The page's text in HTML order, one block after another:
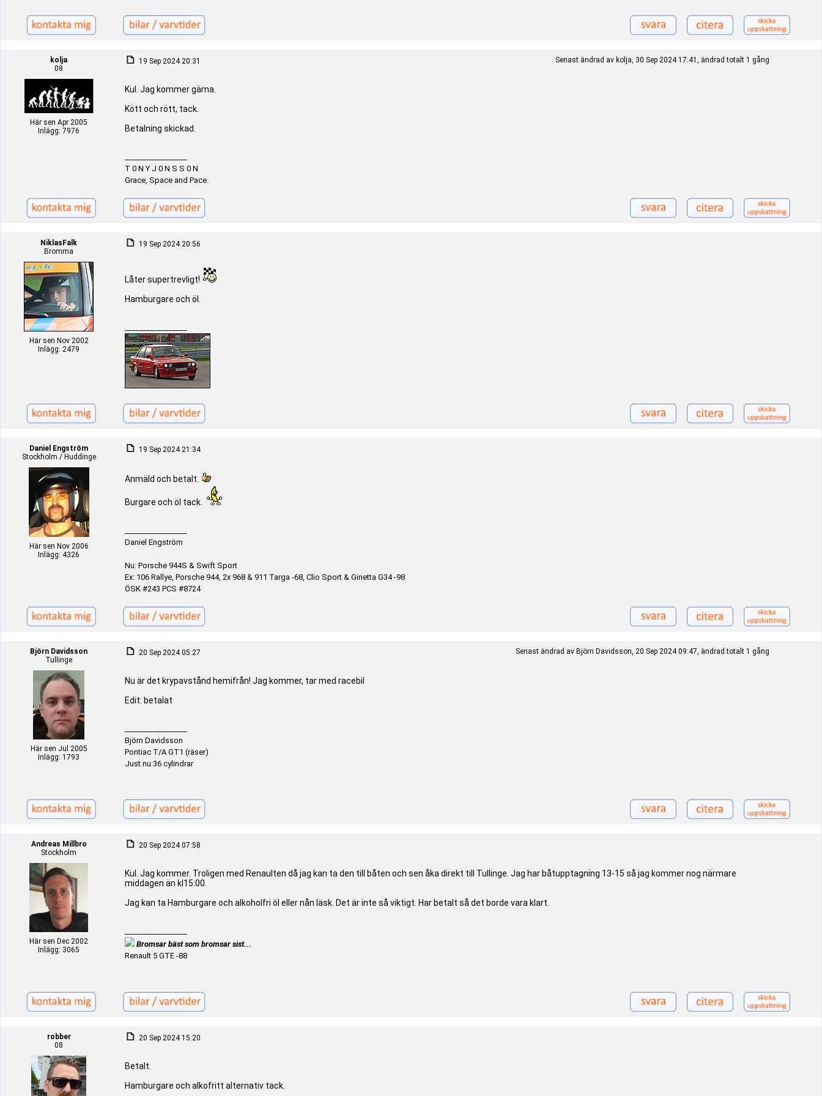
kolja
08
Här sen Apr 2005
Inlägg: 7976
19 Sep 2024 20:31 Senast ändrad av kolja, 30 Sep 2024 17:41, ändrad totalt 1 gång
Kul. Jag kommer gärna.
Kött och rött, tack.
Betalning skickad.
T 0 N Y J 0 N S S 0 N
Grace, Space and Pace.
NiklasFalk
Bromma
Här sen Nov 2002
Inlägg: 2479
19 Sep 2024 20:56
Låter supertrevligt!
Hamburgare och öl.
Daniel Engström
Stockholm / Huddinge
Här sen Nov 2006
Inlägg: 4326
19 Sep 2024 21:34
Anmäld och betalt.
Burgare och öl tack.
Daniel Engström
Nu: Porsche 944S & Swift Sport
Ex: 106 Rallye, Porsche 944, 2x 968 & 911 Targa -68, Clio Sport & Ginetta G34 -98
ÖSK #243 PCS #8724
Björn Davidsson
Tullinge
Här sen Jul 2005
Inlägg: 1793
20 Sep 2024 05:27 Senast ändrad av Björn Davidsson, 20 Sep 2024 09:47, ändrad totalt 1 gång
Nu är det krypavstånd hemifrån! Jag kommer, tar med racebil
Edit: betalat
Björn Davidsson
Pontiac T/A GT1 (räser)
Just nu:36 cylindrar
Andreas Millbro
Stockholm
Här sen Dec 2002
Inlägg: 3065
20 Sep 2024 07:58
Kul. Jag kommer. Troligen med Renaulten då jag kan ta den till båten och sen åka direkt till Tullinge. Jag har båtupptagning 13-15 så jag kommer nog närmare
middagen än kl15:00.
Jag kan ta Hamburgare och alkoholfri öl eller nån läsk. Det är inte så viktigt. Har betalt så det borde vara klart.
Bromsar bäst som bromsar sist...
Renault 5 GTE -88
robber
08
20 Sep 2024 15:20
Betalt.
Hamburgare och alkofritt alternativ tack.